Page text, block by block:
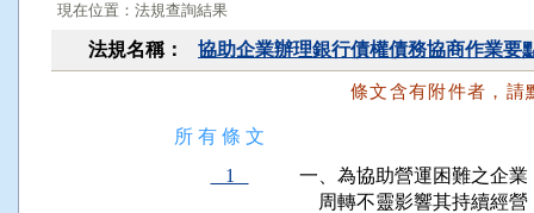
現在位置：法規查詢結果
法規名稱： 協助企業辦理銀行債權債務協商作業要
條文含有附件者，請
所 有 條 文
1
一、為協助營運困難之企
周轉不靈影響其持續經